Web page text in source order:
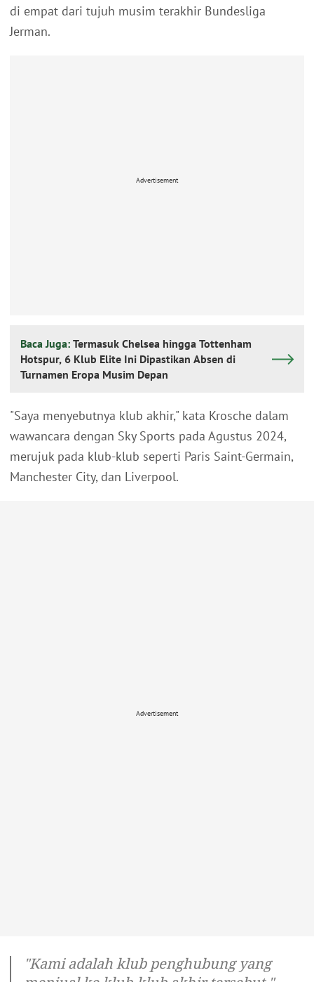
di empat dari tujuh musim terakhir Bundesliga
Jerman.
Advertisement
Baca Juga: Termasuk Chelsea hingga Tottenham
Hotspur, 6 Klub Elite Ini Dipastikan Absen di
Turnamen Eropa Musim Depan
"Saya menyebutnya klub akhir," kata Krosche dalam
wawancara dengan Sky Sports pada Agustus 2024,
merujuk pada klub-klub seperti Paris Saint-Germain,
Manchester City, dan Liverpool.
Advertisement
"Kami adalah klub penghubung yang